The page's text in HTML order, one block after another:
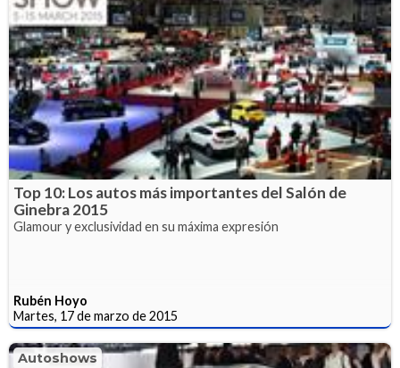
Top 10: Los autos más importantes del Salón de
Ginebra 2015
Glamour y exclusividad en su máxima expresión
Rubén Hoyo
Martes, 17 de marzo de 2015
Autoshows